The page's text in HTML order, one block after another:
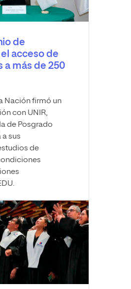
de
acceso de
a más de 250
Nación firmó un
con UNIR,
de Posgrado
sus
de